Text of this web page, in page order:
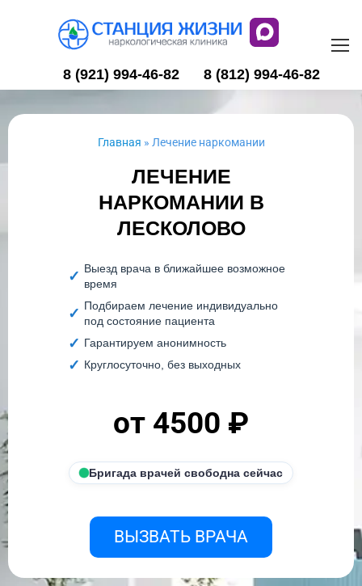
8 (921) 994-46-82 8 (812) 994-46-82
Главная » Лечение наркомании
ЛЕЧЕНИЕ
НАРКОМАНИИ В
ЛЕСКОЛОВО
Выезд врача в ближайшее возможное
время
Подбираем лечение индивидуально
под состояние пациента
Гарантируем анонимность
Круглосуточно, без выходных
от 4500 ₽
Бригада врачей свободна сейчас
ВЫЗВАТЬ ВРАЧА